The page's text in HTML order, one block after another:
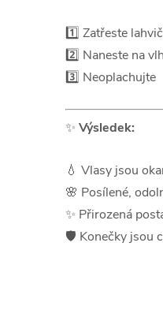
1️⃣ Zatřeste
2️⃣ Naneste na
3️⃣ Neoplachujte
✨ Výsledek:
💧 Vlasy jsou
🌸 Posílené,
✨ Přirozená
🛡️ Konečky jsou